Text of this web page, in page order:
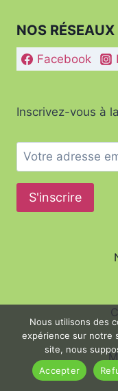
NOS
Facebook
Inscrivez-vous à
Nous utilisons des
expérience sur notre
site, nous
Accepter